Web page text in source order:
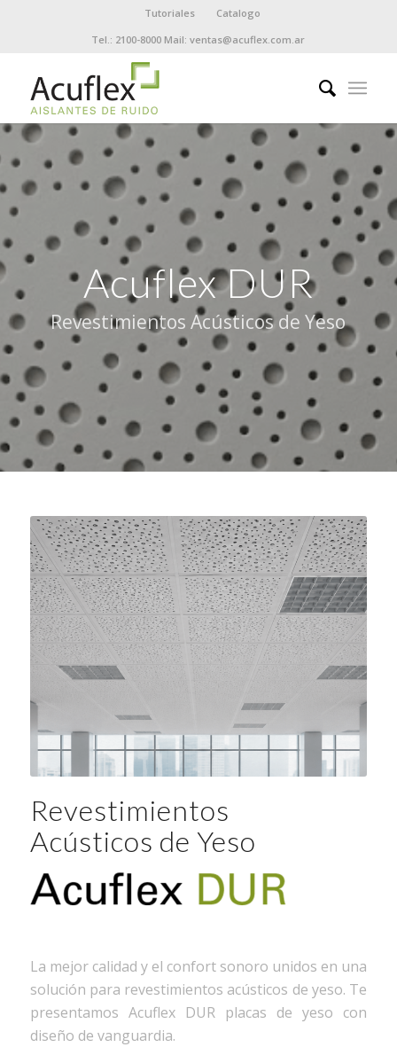
Tutoriales
Catalogo
Tel.: 2100-8000 Mail: ventas@acuflex.com.ar
Acuflex DUR
Revestimientos Acústicos de Yeso
Revestimientos
Acústicos de Yeso
La mejor calidad y el confort sonoro unidos en una
solución para revestimientos acústicos de yeso. Te
presentamos Acuflex DUR placas de yeso con
diseño de vanguardia.